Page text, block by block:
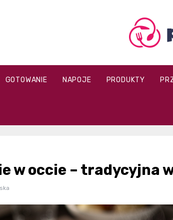
GOTOWANIE NAPOJE PRODUKTY
w occie – tradycyjna